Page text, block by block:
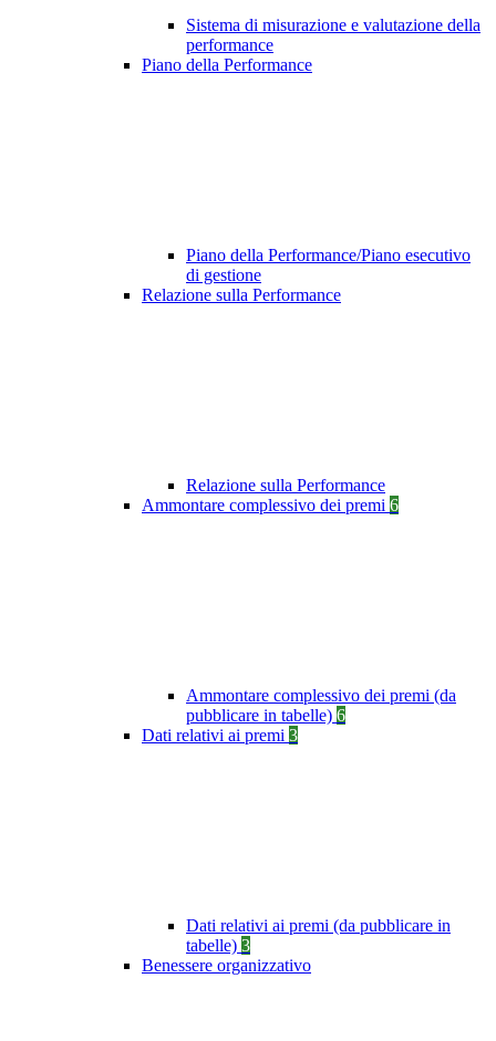
Sistema di misurazione e valutazione della
performance
Piano della Performance
Piano della Performance/Piano esecutivo
di gestione
Relazione sulla Performance
Relazione sulla Performance
Ammontare complessivo dei premi 6
Ammontare complessivo dei premi (da
pubblicare in tabelle) 6
Dati relativi ai premi 3
Dati relativi ai premi (da pubblicare in
tabelle) 3
Benessere organizzativo